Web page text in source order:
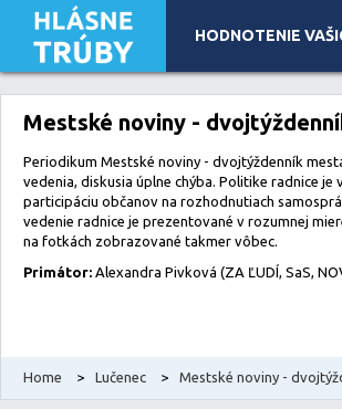
HODNOTENIE
Leaflet| Map data ©OpenStreetMapcontributors, Imagery ©
Mestské noviny -
Periodikum Mestské noviny - dvojtýždenník
vedenia, diskusia úplne chýba. Politike radnice
participáciu občanov na rozhodnutiach
vedenie radnice je prezentované v rozumnej
na fotkách zobrazované takmer vôbec.
Primátor: Alexandra Pivková (ZA ĽUDÍ, SaS,
Home > Lučenec > Mestské noviny -